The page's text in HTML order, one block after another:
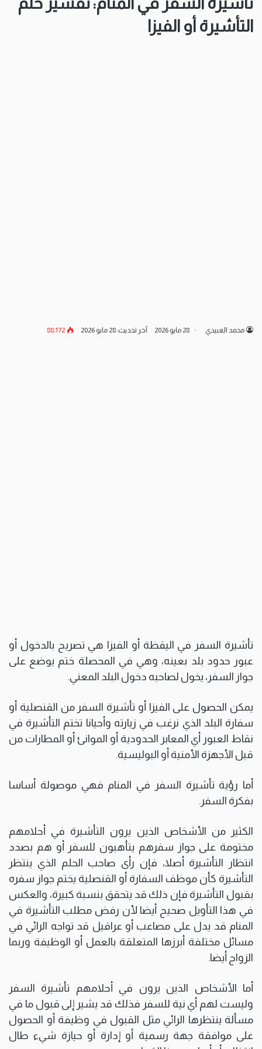
التأشيرة أو الفيزا
محمد العبيدي 28 مايو 2026 آخر تحديث: 28 مايو 2026 88٬172
تأشيرة السفر في اليقظة أو الفيزا هي تصريح بالدخول أو
عبور حدود بلد بعينه، وهي في المحصلة ختم يوضع على
جواز السفر، يخول لصاحبه دخول البلد المعني.
يمكن الحصول على الفيزا أو تأشيرة السفر من القنصلية أو
سفارة البلد الذي نرغب في زيارته وأحيانا تختم التأشيرة في
نقاط العبور أي المعابر الحدودية أو الموانئ أو المطارات من
قبل الأجهزة الأمنية أو البوليسية.
أما رؤية تأشيرة السفر في المنام فهي موصولة أساسا
بفكرة السفر.
الكثير من الأشخاص الذين يرون التأشيرة في أحلامهم
مختومة على جواز سفرهم يتأهبون للسفر أو هم بصدد
انتظار التأشيرة أصلا، فإن رأى صاحب الحلم الذي ينتظر
التأشيرة كأن موظف السفارة أو القنصلية يختم جواز سفره
بقبول التأشيرة فإن ذلك قد يتحقق بنسبة كبيرة، والعكس
في هذا التأويل صحيح أيضا لأن رفض مطلب التأشيرة في
المنام قد يدل على مصاعب أو عراقيل قد تواجه الرائي في
مسائل مختلفة أبرزها المتعلقة بالعمل أو الوظيفة وربما
الزواج أيضا.
أما الأشخاص الذين يرون في أحلامهم تأشيرة السفر
وليست لهم أي نية للسفر فذلك قد يشير إلى قبول ما في
مسألة ينتظرها الرائي مثل القبول في وظيفة أو الحصول
على موافقة جهة رسمية أو إدارة أو حيازة شيء طال